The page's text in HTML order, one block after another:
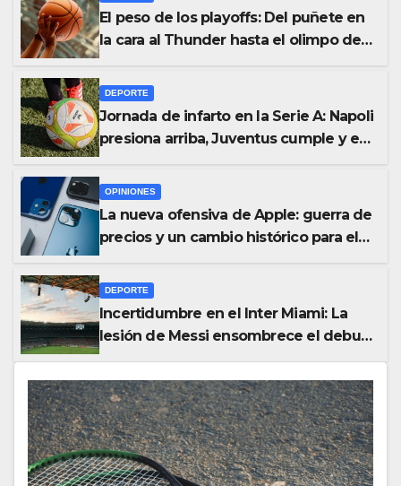
El peso de los playoffs: Del puñete en
la cara al Thunder hasta el olimpo de
DEPORTE
Jornada de infarto en la Serie A: Napoli
presiona arriba, Juventus cumple y el
OPINIONES
La nueva ofensiva de Apple: guerra de
precios y un cambio histórico para el
DEPORTE
Incertidumbre en el Inter Miami: La
lesión de Messi ensombrece el debut
goleador de Berterame